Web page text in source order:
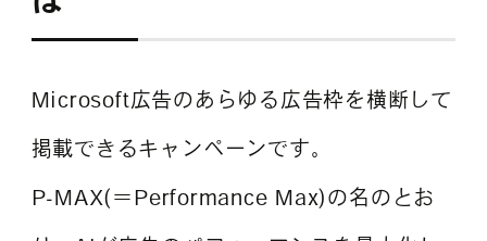
Microsoft広告のあらゆる広告枠を横断して
掲載できるキャンペーンです。
P-MAX(＝Performance Max)の名のとお